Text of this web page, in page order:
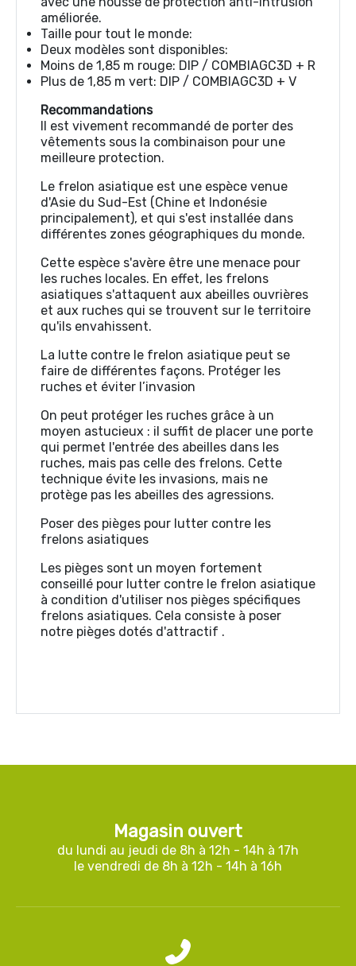
améliorée.
Taille pour tout le monde:
Deux modèles sont disponibles:
Moins de 1,85 m rouge: DIP / COMBIAGC3D + R
Plus de 1,85 m vert: DIP / COMBIAGC3D + V
Recommandations
Il est vivement recommandé de porter des
vêtements sous la combinaison pour une
meilleure protection.
Le frelon asiatique est une espèce venue
d'Asie du Sud-Est (Chine et Indonésie
principalement), et qui s'est installée dans
différentes zones géographiques du monde.
Cette espèce s'avère être une menace pour
les ruches locales. En effet, les frelons
asiatiques s'attaquent aux abeilles ouvrières
et aux ruches qui se trouvent sur le territoire
qu'ils envahissent.
La lutte contre le frelon asiatique peut se
faire de différentes façons. Protéger les
ruches et éviter l’invasion
On peut protéger les ruches grâce à un
moyen astucieux : il suffit de placer une porte
qui permet l'entrée des abeilles dans les
ruches, mais pas celle des frelons. Cette
technique évite les invasions, mais ne
protège pas les abeilles des agressions.
Poser des pièges pour lutter contre les
frelons asiatiques
Les pièges sont un moyen fortement
conseillé pour lutter contre le frelon asiatique
à condition d'utiliser nos pièges spécifiques
frelons asiatiques. Cela consiste à poser
notre pièges dotés d'attractif .
Magasin ouvert
du lundi au jeudi de 8h à 12h - 14h à 17h
le vendredi de 8h à 12h - 14h à 16h